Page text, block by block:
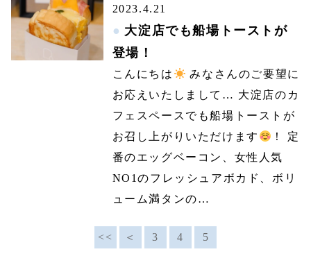
2023.4.21
大淀店でも船場トーストが
登場！
こんにちは
みなさんのご要望に
お応えいたしまして… 大淀店のカ
フェスペースでも船場トーストが
お召し上がりいただけます
！ 定
番のエッグベーコン、女性人気
NO1のフレッシュアボカド、ボリ
ューム満タンの…
<< ＜ 3 4 5